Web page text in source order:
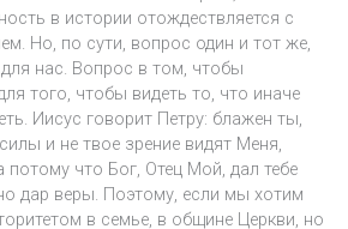
в истории отождествляется с
Но, по сути, вопрос один и тот же,
для нас. Вопрос в том, чтобы
того, чтобы видеть то, что иначе
Иисус говорит Петру: блажен ты,
и не твое зрение видят Меня,
потому что Бог, Отец Мой, дал тебе
дар веры. Поэтому, если мы хотим
в семье, в общине Церкви, но